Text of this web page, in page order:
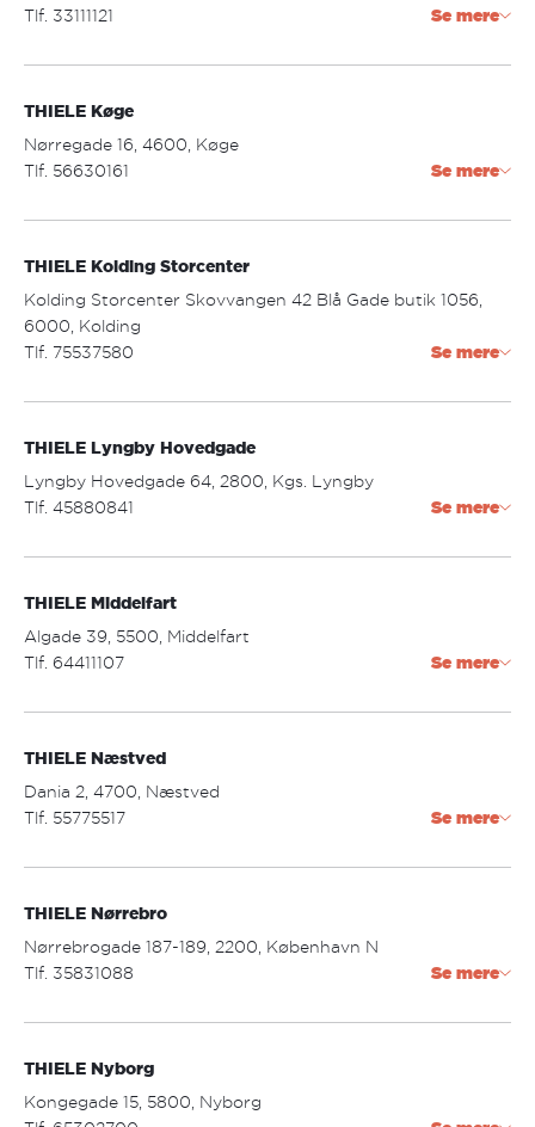
fredag: 10.00 - 19.00
Tlf. 33111121
Åbningstider:
mandag - fredag: 10.00 - 18.00
lørdag: 10.00 - 16.00
Se mere
THIELE Køge
Nørregade 16, 4600, Køge
Tlf. 56630161
Åbningstider:
mandag - torsdag: 09.30 - 17.30
fredag: 09.30 - 18.00
lørdag: 09.30 - 14.00
Se mere
THIELE Kolding Storcenter
Kolding Storcenter Skovvangen 42 Blå Gade butik 1056,
6000, Kolding
Tlf. 75537580
Åbningstider:
mandag - fredag: 10.00 - 20.00
lørdag: 10.00 - 17.00
Se mere
THIELE Lyngby Hovedgade
Lyngby Hovedgade 64, 2800, Kgs. Lyngby
Tlf. 45880841
Åbningstider:
mandag - torsdag: 09.30 - 17.30
fredag: 09.30 - 18.00
Se mere
THIELE Middelfart
Algade 39, 5500, Middelfart
Tlf. 64411107
Åbningstider:
mandag - torsdag: 09.30 - 17.30
fredag: 09.30 - 18.00
Se mere
THIELE Næstved
Dania 2, 4700, Næstved
Tlf. 55775517
Åbningstider:
mandag - torsdag: 09.30 - 17.30
fredag: 09.30 - 18.00
Se mere
THIELE Nørrebro
Nørrebrogade 187-189, 2200, København N
Tlf. 35831088
Åbningstider:
mandag - fredag: 09.30 - 18.00
Se mere
THIELE Nyborg
Kongegade 15, 5800, Nyborg